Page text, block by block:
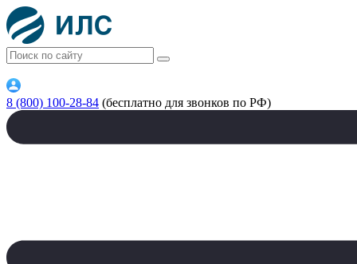
8 (800) 100-28-84 (бесплатно для звонков по РФ)